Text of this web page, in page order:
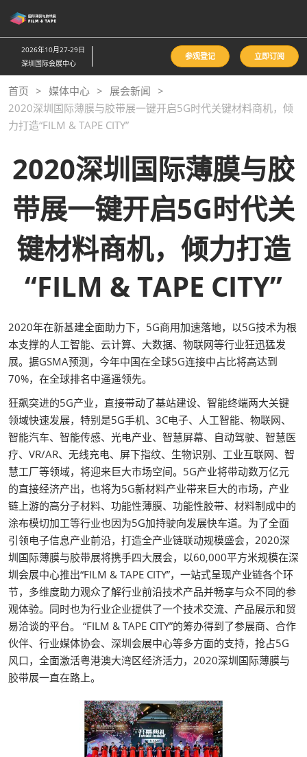
接
跳
至
内
容
2026年10月27-29日
深圳国际会展中心
参观登记 立即订阅
首页 媒体中心
展会新闻
2020深圳国际薄膜与胶带展一键开启5G时代关键材料商机，倾
力打造“FILM & TAPE CITY”
2020深圳国际薄膜与胶
带展一键开启5G时代关
键材料商机，倾力打造
“FILM & TAPE CITY”
2020年在新基建全面助力下，5G商用加速落地，以5G技术为根
本支撑的人工智能、云计算、大数据、物联网等行业狂迅猛发
展。据GSMA预测，今年中国在全球5G连接中占比将高达到
70%，在全球排名中遥遥领先。
狂飙突进的5G产业，直接带动了基站建设、智能终端两大关键
领域快速发展，特别是5G手机、3C电子、人工智能、物联网、
智能汽车、智能传感、光电产业、智慧屏幕、自动驾驶、智慧医
疗、VR/AR、无线充电、屏下指纹、生物识别、工业互联网、智
慧工厂等领域，将迎来巨大市场空间。5G产业将带动数万亿元
的直接经济产出，也将为5G新材料产业带来巨大的市场，产业
链上游的高分子材料、功能性薄膜、功能性胶带、材料制成中的
涂布模切加工等行业也因为5G加持驶向发展快车道。为了全面
引领电子信息产业前沿，打造全产业链联动规模盛会，2020深
圳国际薄膜与胶带展将携手四大展会，以60,000平方米规模在深
圳会展中心推出“FILM & TAPE CITY”，一站式呈现产业链各个环
节，多维度助力观众了解行业前沿技术产品并畅享与众不同的参
观体验。同时也为行业企业提供了一个技术交流、产品展示和贸
易洽谈的平台。 “FILM & TAPE CITY”的筹办得到了参展商、合作
伙伴、行业媒体协会、深圳会展中心等多方面的支持，抢占5G
风口，全面激活粤港澳大湾区经济活力，2020深圳国际薄膜与
胶带展一直在路上。